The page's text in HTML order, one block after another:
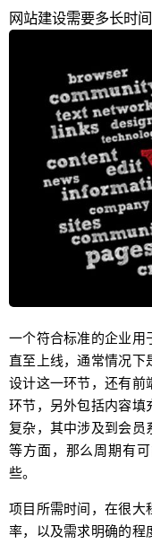
网站建设需要多长时间
一个符合标准的企业用
直至上线，通常情况下
设计这一环节，还有前
环节，另外包括内容填
复杂，其中涉及到会员
等方面，那么周期有
些。
项目所需时间，在很大
率，以及需求明确的程